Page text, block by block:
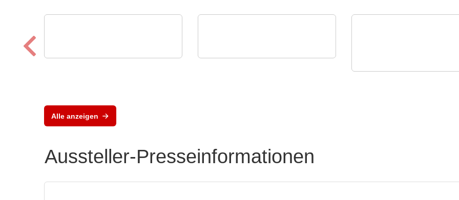
Alle anzeigen
Aussteller-Presseinformationen